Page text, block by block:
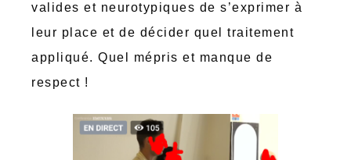
valides et neurotypiques de s’exprimer à
leur place et de décider quel traitement
appliqué. Quel mépris et manque de
respect !